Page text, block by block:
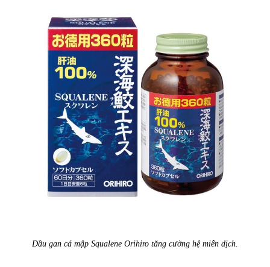
Dầu gan cá mập Squalene Orihiro tăng cường hệ miễn dịch.